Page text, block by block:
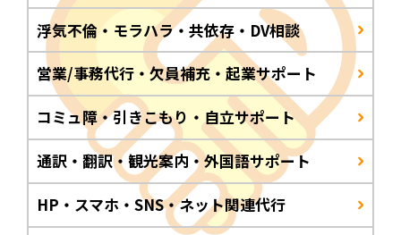
浮気不倫・モラハラ・共依存・DV相談
営業/事務代行・欠員補充・起業サポート
コミュ障・引きこもり・自立サポート
通訳・翻訳・観光案内・外国語サポート
HP・スマホ・SNS・ネット関連代行